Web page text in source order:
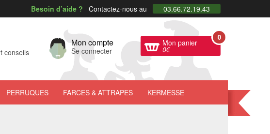
Besoin d’aide ? Contactez-nous au 03.66.72.19.43
conseils
Mon compte
Se connecter
Mon panier
0€
0
PERRUQUES FARCES & ATTRAPES KERMESSE